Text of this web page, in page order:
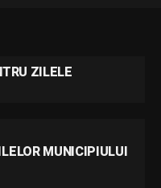
ZILELE
MUNICIPIULUI